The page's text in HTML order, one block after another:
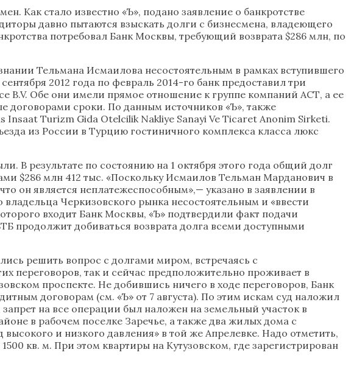
Как стало известно «Ъ», подано заявление о банкротстве
давно пытаются взыскать долги с бизнесмена, владеющего
потребовал Банк Москвы, требующий возврата $286 млн, по
Тельмана Исмаилова несостоятельным в рамках вступившего
2012 года по февраль 2014-го банк предоставил три
B.V. Обе они имели прямое отношение к группе компаний АСТ, а ее
договорами сроки. По данным источников «Ъ», также
Turizm Gida Otelcilik Nakliye Sanayi Ve Ticaret Anonim Sirketi.
из России в Турцию гостиничного комплекса класса люкс
В результате по состоянию на 1 октября этого года общий долг
$286 млн 412 тыс. «Поскольку Исмаилов Тельман Марданович в
он является неплатежеспособным»,— указано в заявлении в
Черкизовского рынка несостоятельным и «ввести
входит Банк Москвы, «Ъ» подтвердили факт подачи
продолжит добиваться возврата долга всеми доступными
решить вопрос с долгами миром, встречаясь с
переговоров, так и сейчас предположительно проживает в
проспекте. Не добившись ничего в ходе переговоров, Банк
договорам (см. «Ъ» от 7 августа). По этим искам суд наложил
на все операции был наложен на земельный участок в
в рабочем поселке Заречье, а также два жилых дома с
и низкого давления» в той же Апрелевке. Надо отметить,
кв. м. При этом квартиры на Кутузовском, где зарегистрирован